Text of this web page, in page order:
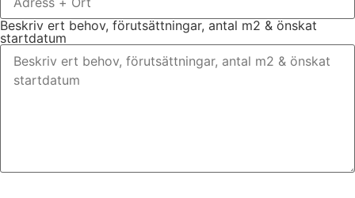
Beskriv ert behov, förutsättningar, antal m2 & önskat
startdatum